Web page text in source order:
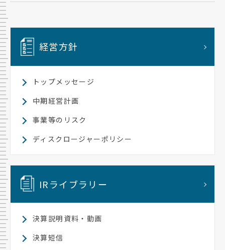
経営方針
トップメッセージ
中期経営計画
事業等のリスク
ディスクロージャーポリシー
IRライブラリー
決算説明資料・動画
決算短信